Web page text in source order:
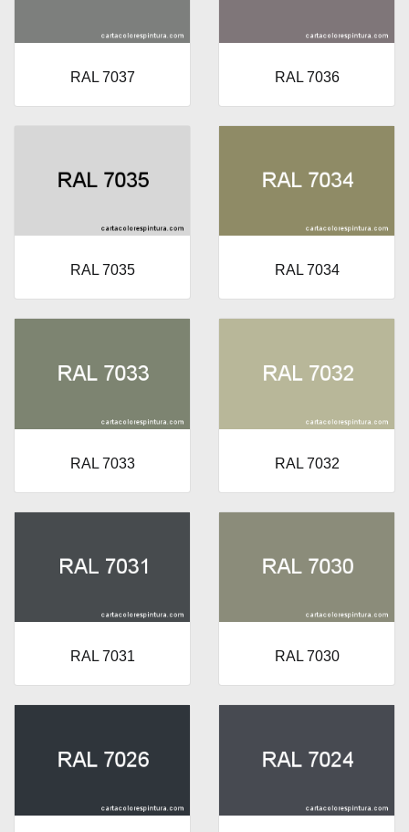
RAL 7037 RAL 7036
RAL 7035 RAL 7034
RAL 7033 RAL 7032
RAL 7031 RAL 7030